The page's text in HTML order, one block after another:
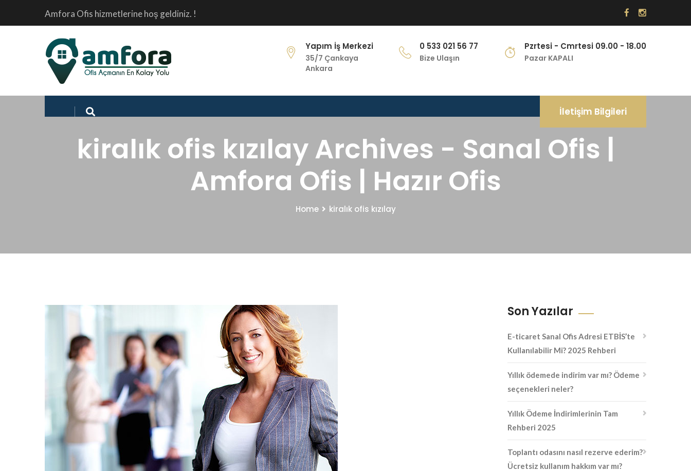
Amfora Ofis hizmetlerine hoş geldiniz. !
Yapım İş Merkezi
35/7 Çankaya
Ankara
0 533 021 56 77
Bize Ulaşın
Pzrtesi - Cmrtesi 09.00 - 18.00
Pazar KAPALI
İletişim Bilgileri
kiralık ofis kızılay Archives - Sanal Ofis |
Amfora Ofis | Hazır Ofis
Home kiralık ofis kızılay
Son Yazılar
E-ticaret Sanal Ofis Adresi ETBİS’te
Kullanılabilir Mi? 2025 Rehberi
Yıllık ödemede indirim var mı? Ödeme
seçenekleri neler?
Yıllık Ödeme İndirimlerinin Tam
Rehberi 2025
Toplantı odasını nasıl rezerve ederim?
Ücretsiz kullanım hakkım var mı?